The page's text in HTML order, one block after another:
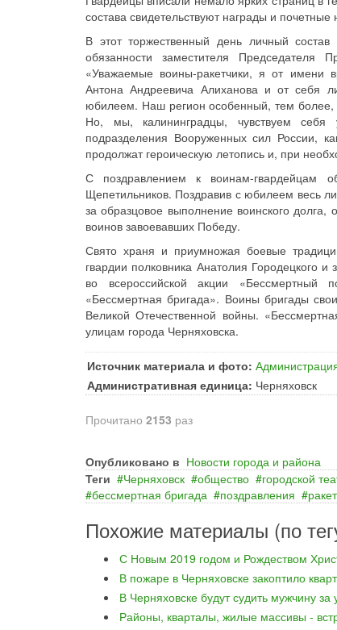
состава свидетельствуют награды и
В этот торжественный день личный
обязанности заместителя Председателя
«Уважаемые воины-ракетчики, я от имени
Антона Андреевича Алиханова и от себя
юбилеем. Наш регион особенный, тем более,
Но, мы, калининградцы, чувствуем себя
подразделения Вооруженных сил России,
продолжат героическую летопись и, при
С поздравлением к воинам-гвардейцам
Щепетильников. Поздравив с юбилеем весь
за образцовое выполнение воинского долга,
воинов завоевавших Победу.
Свято храня и приумножая боевые
гвардии полковника Анатолия Городецкого
во всероссийской акции «Бессмертный
«Бессмертная бригада». Воины бригады
Великой Отечественной войны.
улицам города Черняховска.
Источник материала и фото:
Административная единица: Черняховск
Прочитано 2153 раз
Опубликовано в Новости города и района
Теги
Черняховск общество городской
бессмертная бригада
поздравления
Похожие материалы (по
С Новым 2019 годом и Рождеством
В пожаре в Черняховске закоптило
В Черняховске будут судить мужчину
Районы, кварталы, жилые массивы -